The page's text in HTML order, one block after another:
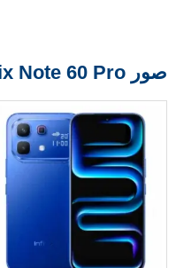
صور Infinix Note 60 Pro